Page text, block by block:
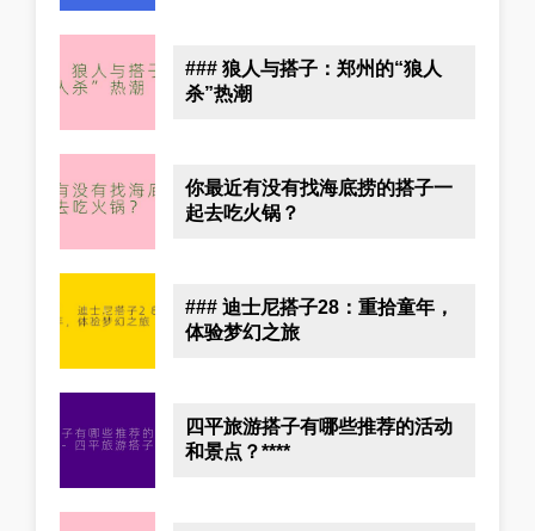
### 狼人与搭子：郑州的“狼人
杀”热潮
你最近有没有找海底捞的搭子一
起去吃火锅？
### 迪士尼搭子28：重拾童年，
体验梦幻之旅
四平旅游搭子有哪些推荐的活动
和景点？****